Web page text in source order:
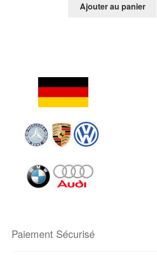
Ajouter au panier
Paiement Sécurisé